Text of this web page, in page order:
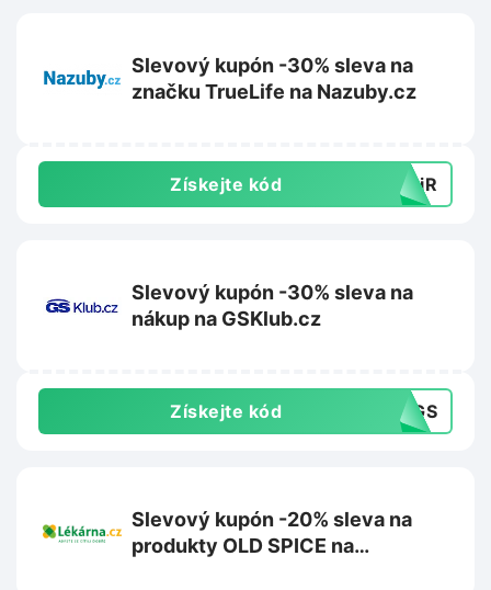
Slevový kupón -30% sleva na
značku TrueLife na Nazuby.cz
Získejte kód yyiR
Slevový kupón -30% sleva na
nákup na GSKlub.cz
Získejte kód 30GS
Slevový kupón -20% sleva na
produkty OLD SPICE na